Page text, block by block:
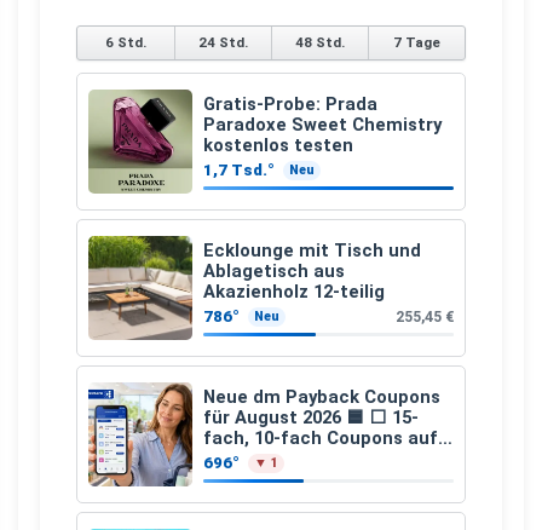
6 Std. 24 Std. 48 Std. 7 Tage
Gratis-Probe: Prada
Paradoxe Sweet Chemistry
kostenlos testen
1,7 Tsd.° Neu
Ecklounge mit Tisch und
Ablagetisch aus
Akazienholz 12-teilig
786° Neu 255,45 €
Neue dm Payback Coupons
für August 2026 🟦 ⬜ 15-
fach, 10-fach Coupons auf
den gesamten Einkauf ab 2
€
696° ▼ 1